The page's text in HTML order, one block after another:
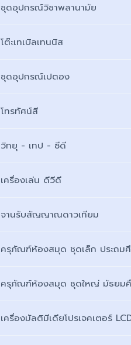
ชุดอุปกรณ์วิชาพลานามัย
โต๊ะเทเบิลเทนนิส
ชุดอุปกรณ์เปตอง
โทรทัศน์สี
วิทยุ - เทป - ซีดี
เครื่องเล่น ดีวีดี
จานรับสัญญาณดาวเทียม
ครุภัณฑ์ห้องสมุด ชุดเล็ก ประถม
ครุภัณฑ์ห้องสมุด ชุดใหญ่ มัธยม
เครื่องมัลติมีเดียโปรเจคเตอร์